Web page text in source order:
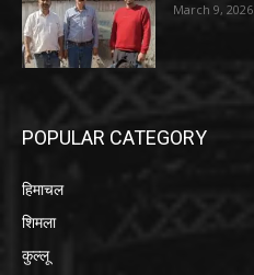
March 9, 2026
POPULAR CATEGORY
हिमाचल
शिमला
कुल्लू